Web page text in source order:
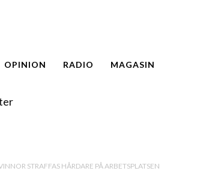
OPINION RADIO MAGASIN
STRAFFAS HÅRDARE PÅ ARBETSPLATSEN